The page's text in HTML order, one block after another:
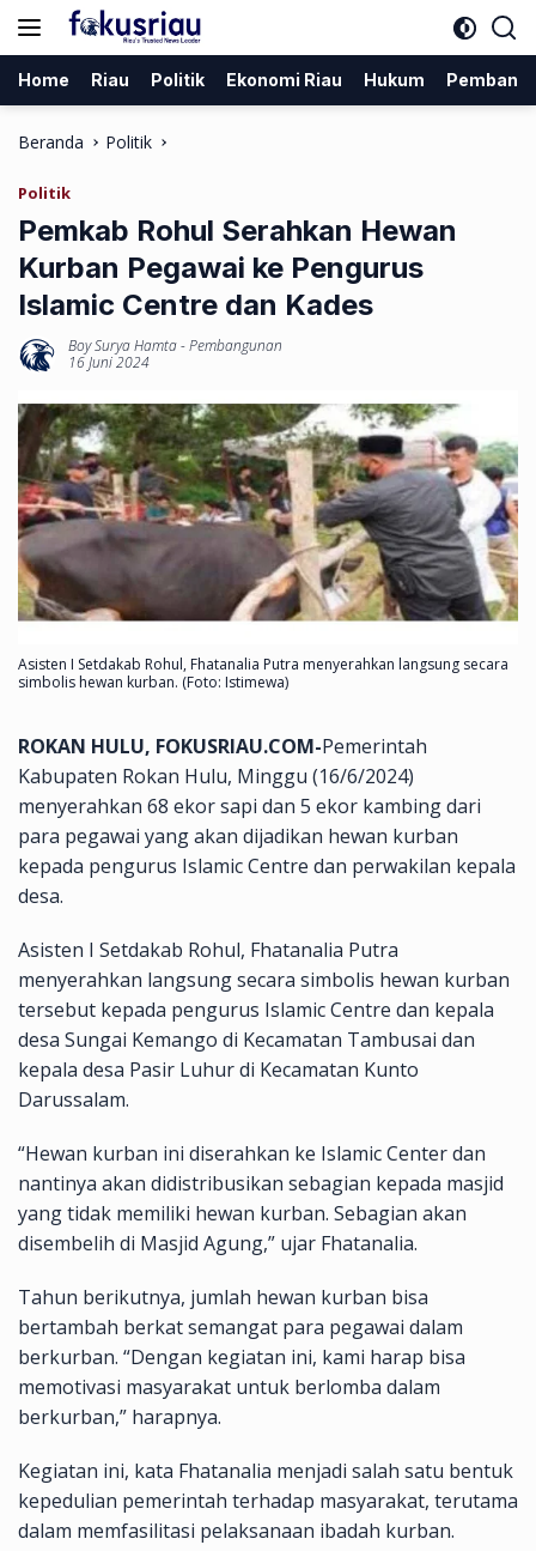
Langsung
Home Riau Politik Ekonomi Riau Hukum
Beranda Politik
Politik
Pemkab Rohul Serahkan Hewan
Kurban Pegawai ke Pengurus
Islamic Centre dan Kades
Boy Surya Hamta-Pembangunan
16 Juni 2024
Asisten I Setdakab Rohul, Fhatanalia Putra menyerahkan langsung secara
simbolis hewan kurban. (Foto: Istimewa)
ROKAN HULU, FOKUSRIAU.COM-Pemerintah
Kabupaten Rokan Hulu, Minggu (16/6/2024)
menyerahkan 68 ekor sapi dan 5 ekor kambing dari
para pegawai yang akan dijadikan hewan kurban
kepada pengurus Islamic Centre dan perwakilan kepala
desa.
Asisten I Setdakab Rohul, Fhatanalia Putra
menyerahkan langsung secara simbolis hewan kurban
tersebut kepada pengurus Islamic Centre dan kepala
desa Sungai Kemango di Kecamatan Tambusai dan
kepala desa Pasir Luhur di Kecamatan Kunto
Darussalam.
“Hewan kurban ini diserahkan ke Islamic Center dan
nantinya akan didistribusikan sebagian kepada masjid
yang tidak memiliki hewan kurban. Sebagian akan
disembelih di Masjid Agung,” ujar Fhatanalia.
Tahun berikutnya, jumlah hewan kurban bisa
bertambah berkat semangat para pegawai dalam
berkurban. “Dengan kegiatan ini, kami harap bisa
memotivasi masyarakat untuk berlomba dalam
berkurban,” harapnya.
Kegiatan ini, kata Fhatanalia menjadi salah satu bentuk
kepedulian pemerintah terhadap masyarakat, terutama
dalam memfasilitasi pelaksanaan ibadah kurban.